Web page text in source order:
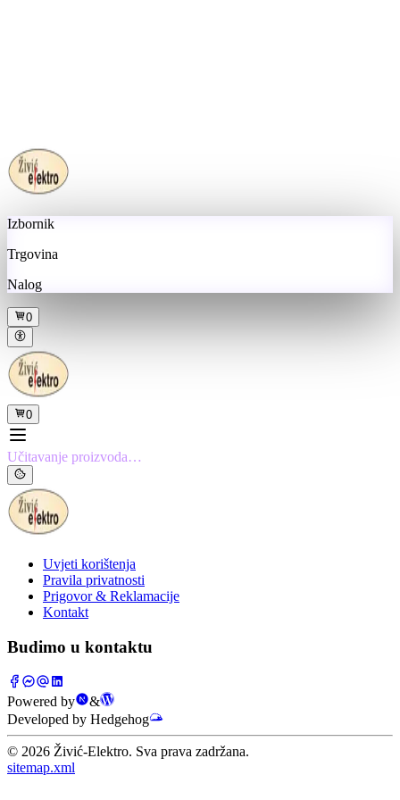
Izbornik
Trgovina
Nalog
0
0
Učitavanje proizvoda…
Uvjeti korištenja
Pravila privatnosti
Prigovor & Reklamacije
Kontakt
Budimo u kontaktu
Powered by
&
Developed by Hedgehog
© 2026 Živić-Elektro. Sva prava zadržana.
sitemap.xml